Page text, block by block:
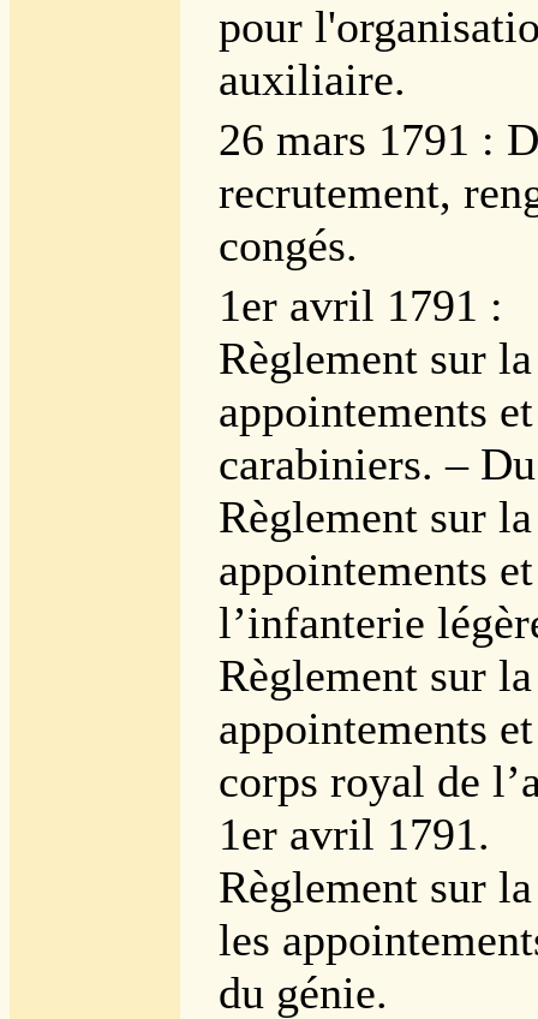
pour
auxiliaire.
26 mars 1791 :
recrutement,
congés.
1er avril 1791 :
Règlement sur
appointements
carabiniers. –
Règlement sur
appointements
l’infanterie
Règlement sur
appointements
corps royal de
1er avril 1791.
Règlement sur
les
du génie.